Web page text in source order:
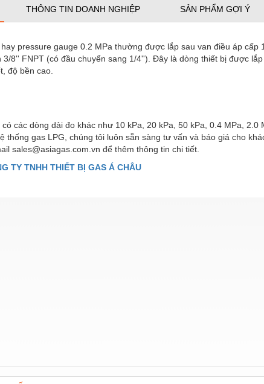
THÔNG TIN DOANH NGHIỆP SẢN PHẨM GỢI Ý
pressure gauge 0.2 MPa thường được lắp sau van điều áp cấp
8'' FNPT (có đầu chuyển sang 1/4''). Đây là dòng thiết bị được
độ bền cao.
các dòng dải đo khác như 10 kPa, 20 kPa, 50 kPa, 0.4 MPa, 2.0
thống gas LPG, chúng tôi luôn sẵn sàng tư vấn và báo giá cho
sales@asiagas.com.vn để thêm thông tin chi tiết.
TY TNHH THIẾT BỊ GAS Á CHÂU